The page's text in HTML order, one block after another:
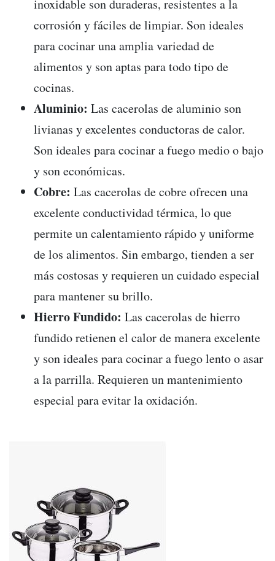
inoxidable son duraderas, resistentes a la
corrosión y fáciles de limpiar. Son ideales
para cocinar una amplia variedad de
alimentos y son aptas para todo tipo de
cocinas.
Aluminio: Las cacerolas de aluminio son
livianas y excelentes conductoras de calor.
Son ideales para cocinar a fuego medio o bajo
y son económicas.
Cobre: Las cacerolas de cobre ofrecen una
excelente conductividad térmica, lo que
permite un calentamiento rápido y uniforme
de los alimentos. Sin embargo, tienden a ser
más costosas y requieren un cuidado especial
para mantener su brillo.
Hierro Fundido: Las cacerolas de hierro
fundido retienen el calor de manera excelente
y son ideales para cocinar a fuego lento o asar
a la parrilla. Requieren un mantenimiento
especial para evitar la oxidación.